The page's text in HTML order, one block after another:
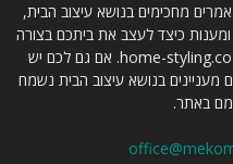
מחכימים בנושא עיצוב הבית,
כיצד לעצב את ביתכם בצורה
יצירתית ויוצאת דופן. הכל כאן, באתר home-styling.co.il. אם גם לכם יש
מעניינים בנושא עיצוב הבית נשמח
באתר.